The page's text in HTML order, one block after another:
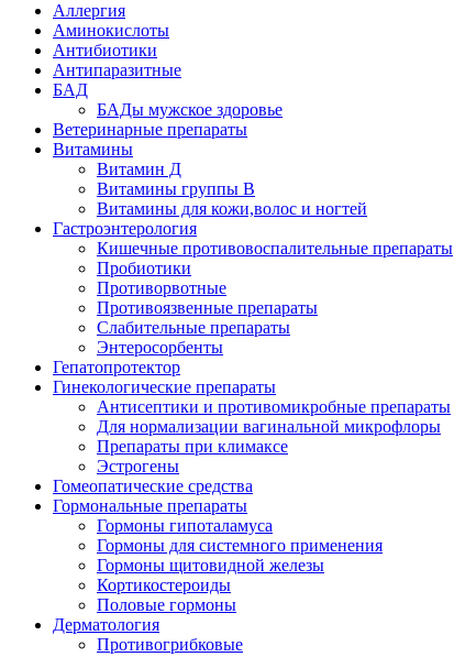
Аллергия
Аминокислоты
Антибиотики
Антипаразитные
БАД
БАДы мужское здоровье
Ветеринарные препараты
Витамины
Витамин Д
Витамины группы В
Витамины для кожи,волос и ногтей
Гастроэнтерология
Кишечные противовоспалительные препараты
Пробиотики
Противорвотные
Противоязвенные препараты
Слабительные препараты
Энтеросорбенты
Гепатопротектор
Гинекологические препараты
Антисептики и противомикробные препараты
Для нормализации вагинальной микрофлоры
Препараты при климаксе
Эстрогены
Гомеопатические средства
Гормональные препараты
Гормоны гипоталамуса
Гормоны для системного применения
Гормоны щитовидной железы
Кортикостероиды
Половые гормоны
Дерматология
Противогрибковые